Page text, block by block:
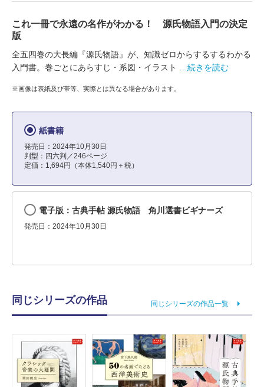
これ一冊で永遠の名作がわかる！ 源氏物語入門の決定
版
全五四巻の大長編『源氏物語』が、知識ゼロからするするわかる
入門書。巻ごとにあらすじ・系図・イラスト
…続きを読む
※画像は表紙及び帯等、実際とは異なる場合があります。
紙書籍
発売日：2024年10月30日
判型：四六判／246ページ
定価：1,694円（本体1,540円＋税）
電子版：古典手帖 源氏物語 角川選書ビギナーズ
発売日：2024年10月30日
同じシリーズの作品 同じシリーズの作品一覧